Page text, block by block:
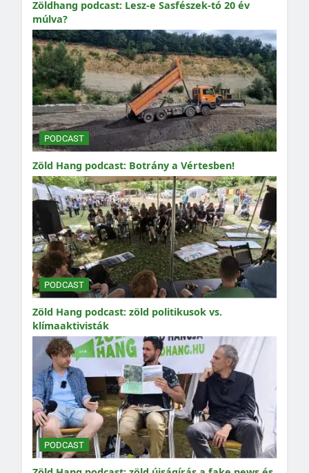
Zöldhang podcast: Lesz-e Sasfészek-tó 20 év
múlva?
PODCAST
Zöld Hang podcast: Botrány a Vértesben!
PODCAST
Zöld Hang podcast: zöld politikusok vs.
klímaaktivisták
PODCAST